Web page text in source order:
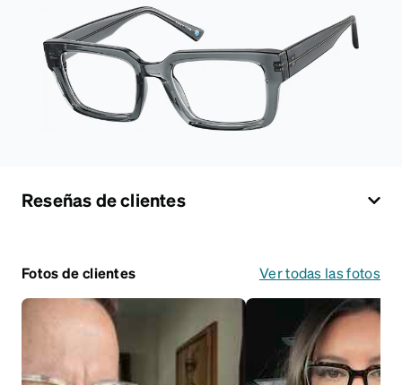
Reseñas de clientes
Fotos de clientes Ver todas las fotos